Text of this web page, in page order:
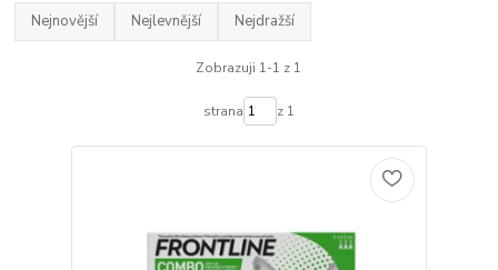
Nejnovější Nejlevnější Nejdražší
Zobrazuji 1-1 z 1
strana z 1